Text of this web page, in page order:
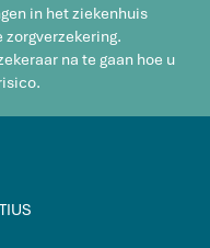
in het ziekenhuis
zorgverzekering.
na te gaan hoe u